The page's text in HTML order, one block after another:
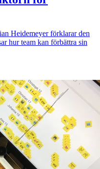
Heidemeyer förklarar den
hur team kan förbättra sin